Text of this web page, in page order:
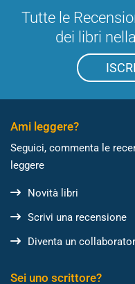
Tutte le
dei libri
Ami leggere?
Seguici, commenta le
leggere
Novità libri
Scrivi una recensione
Diventa un
Sei uno scrittore?